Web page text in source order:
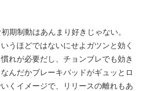
期制動はあんまり好きじゃない。
うほどではないにせよガツンと効く
れが必要だし、チョンブレでも効き
んだかブレーキパッドがギュッとロ
くイメージで、リリースの離れもあ